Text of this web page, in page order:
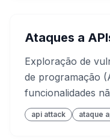
Ataques a
Exploração de
de programação
funcionalidades
api attack ataque